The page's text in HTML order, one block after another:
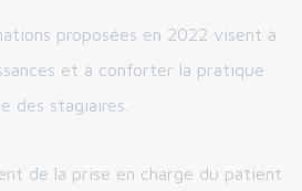
proposées en 2022 visent à
et à conforter la pratique
des stagiaires.
de la prise en charge du patient